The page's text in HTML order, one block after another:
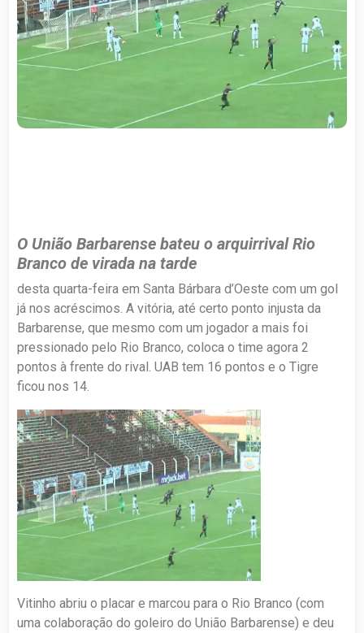
O UniãoBarbarense bateu o arquirrival Rio
Branco de virada na tarde
desta quarta-feira em Santa Bárbara d’Oeste com um gol
já nos acréscimos. A vitória, até certo ponto injusta da
Barbarense, que mesmo com um jogador a mais foi
pressionado pelo Rio Branco, coloca o time agora 2
pontos à frente do rival. UAB tem 16 pontos e o Tigre
ficou nos 14.
Vitinho abriu o placar e marcou para o Rio Branco (com
uma colaboração do goleiro do União Barbarense) e deu